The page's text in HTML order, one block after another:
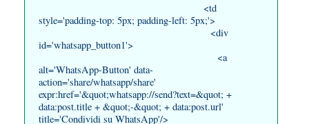
<td
style='padding-top: 5px; padding-left: 5px;'>
<div
id='whatsapp_button1'>
<a
alt='WhatsApp-Button' data-
action='share/whatsapp/share'
expr:href='&quot;whatsapp://send?text=&quot; +
data:post.title + &quot;-&quot; + data:post.url'
title='Condividi su WhatsApp'/>